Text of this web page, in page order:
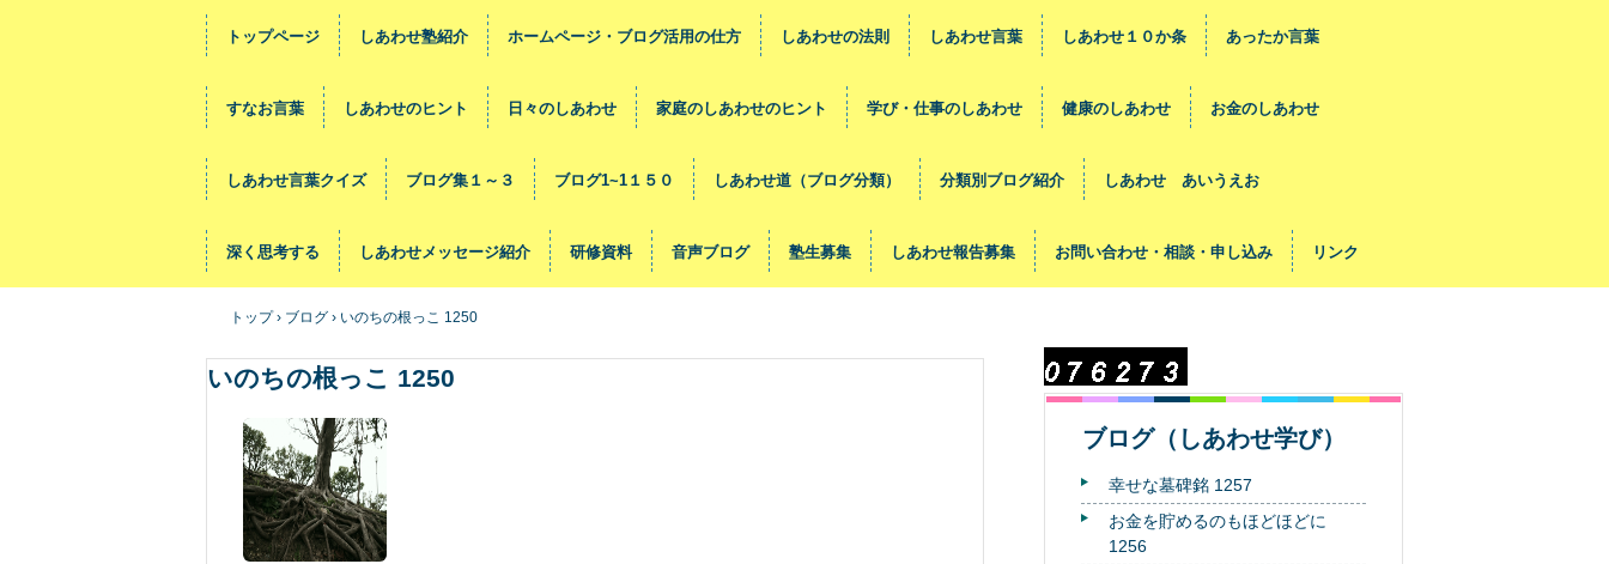
トップページ しあわせ塾紹介 ホームページ・ブログ活用の仕方 しあわせの法則 しあわせ言葉 しあわせ１０か条 あったか言葉
すなお言葉 しあわせのヒント 日々のしあわせ 家庭のしあわせのヒント 学び・仕事のしあわせ 健康のしあわせ お金のしあわせ
しあわせ言葉クイズ ブログ集１～３ ブログ1~1１５０ しあわせ道（ブログ分類） 分類別ブログ紹介 しあわせ あいうえお
深く思考する しあわせメッセージ紹介 研修資料 音声ブログ 塾生募集 しあわせ報告募集 お問い合わせ・相談・申し込み リンク
トップ › ブログ › いのちの根っこ 1250
いのちの根っこ 1250
ブログ（しあわせ学び）
幸せな墓碑銘 1257
お金を貯めるのもほどほどに
1256